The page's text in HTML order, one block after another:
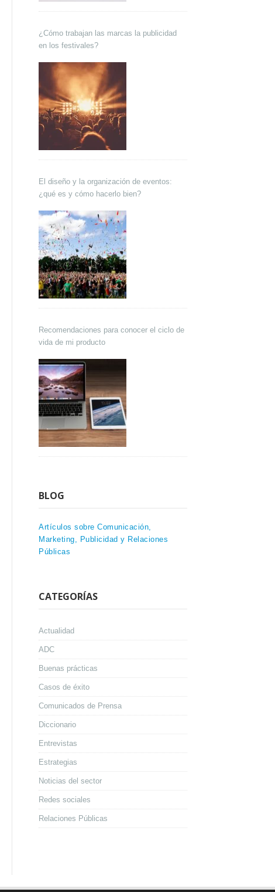
¿Cómo trabajan las marcas la publicidad
en los festivales?
El diseño y la organización de eventos:
¿qué es y cómo hacerlo bien?
Recomendaciones para conocer el ciclo de
vida de mi producto
BLOG
Artículos sobre Comunicación,
Marketing, Publicidad y Relaciones
Públicas
CATEGORÍAS
Actualidad
ADC
Buenas prácticas
Casos de éxito
Comunicados de Prensa
Diccionario
Entrevistas
Estrategias
Noticias del sector
Redes sociales
Relaciones Públicas